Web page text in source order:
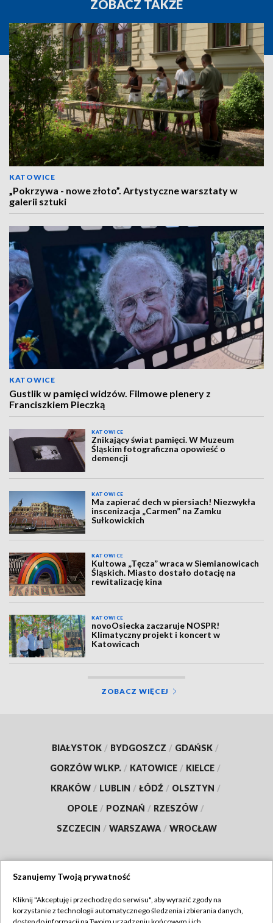
ZOBACZ TAKŻE
KATOWICE
„Pokrzywa - nowe złoto”. Artystyczne warsztaty w
galerii sztuki
KATOWICE
Gustlik w pamięci widzów. Filmowe plenery z
Franciszkiem Pieczką
KATOWICE
Znikający świat pamięci. W Muzeum
Śląskim fotograficzna opowieść o
demencji
KATOWICE
Ma zapierać dech w piersiach! Niezwykła
inscenizacja „Carmen” na Zamku
Sułkowickich
KATOWICE
Kultowa „Tęcza” wraca w Siemianowicach
Śląskich. Miasto dostało dotację na
rewitalizację kina
KATOWICE
novoOsiecka zaczaruje NOSPR!
Klimatyczny projekt i koncert w
Katowicach
ZOBACZ WIĘCEJ
BIAŁYSTOK / BYDGOSZCZ / GDAŃSK /
GORZÓW WLKP. / KATOWICE / KIELCE /
KRAKÓW / LUBLIN / ŁÓDŹ / OLSZTYN /
OPOLE / POZNAŃ / RZESZÓW /
SZCZECIN / WARSZAWA / WROCŁAW
TVP
Szanujemy Twoją prywatność
Kliknij "Akceptuję i przechodzę do serwisu", aby wyrazić zgody na
korzystanie z technologii automatycznego śledzenia i zbierania danych,